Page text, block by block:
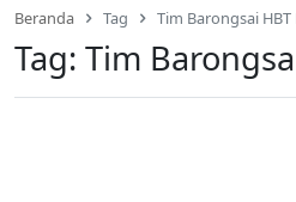
Beranda Tag Tim Barongsai HBT
Tag: Tim